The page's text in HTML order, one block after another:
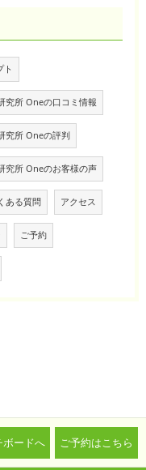
ト
究所 Oneの口コミ情報
究所 Oneの評判
究所 Oneのお客様の声
ある質問 アクセス
ご予約
ボードへ ご予約はこちら